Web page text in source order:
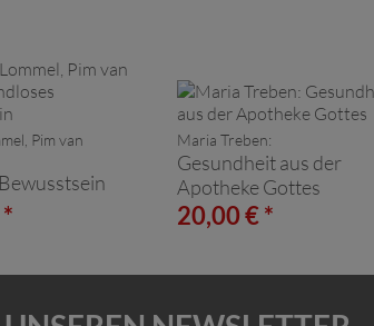
Pim van
Maria Treben:
Gesundheit aus der
Apotheke Gottes
20,00 € *